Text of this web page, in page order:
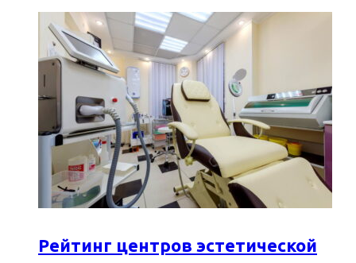
Рейтинг центров эстетической